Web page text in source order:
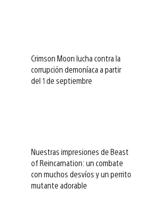
Crimson Moon lucha contra la
corrupción demoníaca a partir
del 1 de septiembre
Nuestras impresiones de Beast
of Reincarnation: un combate
con muchos desvíos y un perrito
mutante adorable